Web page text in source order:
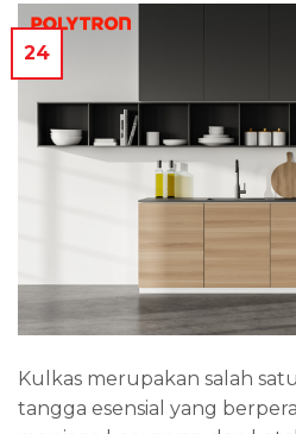
24
Kulkas merupakan salah
tangga esensial yang